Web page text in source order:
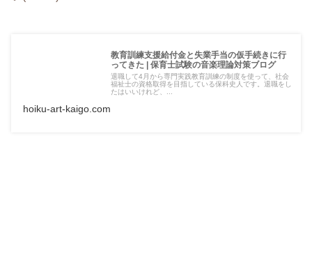
教育訓練支援給付金と 失業手当の仮手続きに行
ってきた | 保育士試験の音楽理論対策ブログ
退職して4月から専門実践教育訓練の制度を使って、社会
福祉士の資格取得を目指している保科史人です。退職をし
たはいいけれど、...
hoiku-art-kaigo.com